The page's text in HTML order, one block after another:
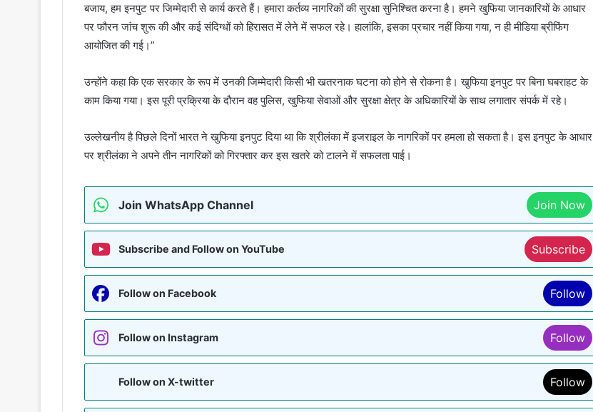
बजाय, हम इनपुट पर जिम्मेदारी से कार्य करते हैं। हमारा कर्तव्य नागरिकों की सुरक्षा सुनिश्चित करना है। हमने खुफिया जानकारियों के आधार
पर फौरन जांच शुरू की और कई संदिग्धों को हिरासत में लेने में सफल रहे। हालांकि, इसका प्रचार नहीं किया गया, न ही मीडिया ब्रीफिंग
आयोजित की गई।”
उन्होंने कहा कि एक सरकार के रूप में उनकी जिम्मेदारी किसी भी खतरनाक घटना को होने से रोकना है। खुफिया इनपुट पर बिना घबराहट के
काम किया गया। इस पूरी प्रक्रिया के दौरान वह पुलिस, खुफिया सेवाओं और सुरक्षा क्षेत्र के अधिकारियों के साथ लगातार संपर्क में रहे।
उल्लेखनीय है पिछले दिनों भारत ने खुफिया इनपुट दिया था कि श्रीलंका में इजराइल के नागरिकों पर हमला हो सकता है। इस इनपुट के आधार
पर श्रीलंका ने अपने तीन नागरिकों को गिरफ्तार कर इस खतरे को टालने में सफलता पाई।
Join WhatsApp Channel Join Now
Subscribe and Follow on YouTube Subscribe
Follow on Facebook Follow
Follow on Instagram Follow
Follow on X-twitter Follow